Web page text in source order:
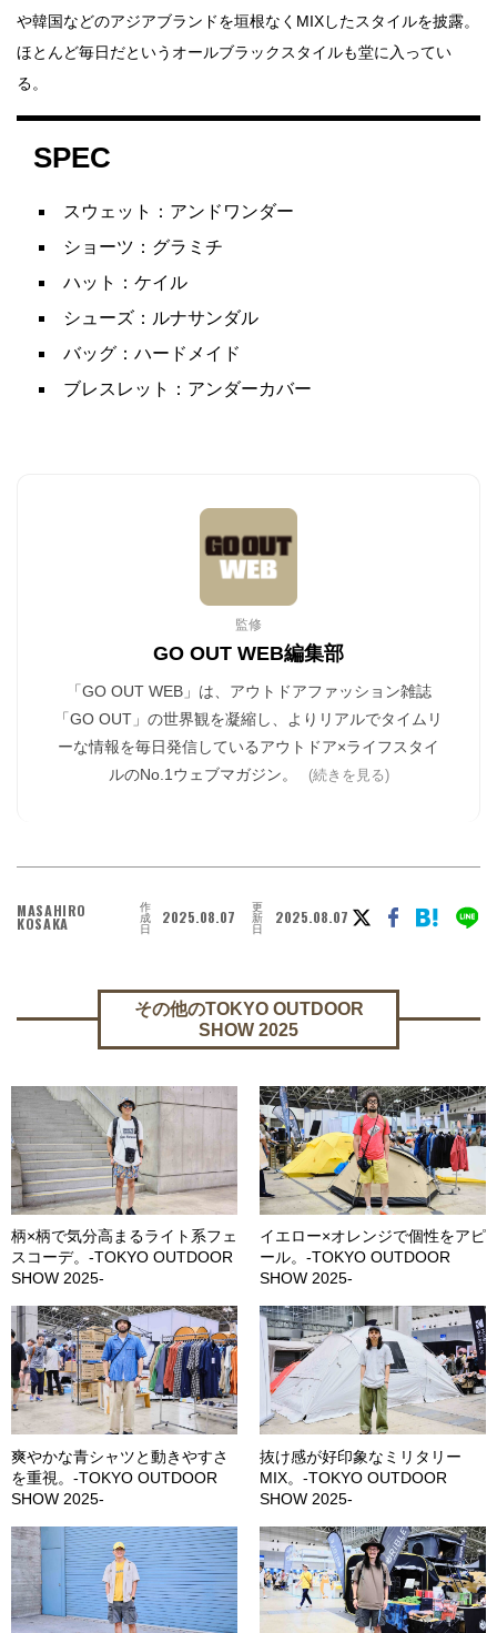
や韓国などのアジアブランドを垣根なくMIXしたスタイルを披露。
ほとんど毎日だというオールブラックスタイルも堂に入ってい
る。
SPEC
スウェット：アンドワンダー
ショーツ：グラミチ
ハット：ケイル
シューズ：ルナサンダル
バッグ：ハードメイド
ブレスレット：アンダーカバー
監修
GO OUT WEB編集部
「GO OUT WEB」は、アウトドアファッション雑誌
「GO OUT」の世界観を凝縮し、よりリアルでタイムリ
ーな情報を毎日発信しているアウトドア×ライフスタイ
ルのNo.1ウェブマガジン。
(続きを見る)
MASAHIRO
KOSAKA
作
成
日
2025.08.07 更
新
日
2025.08.07
その他のTOKYO OUTDOOR
SHOW 2025
柄×柄で気分高まるライト系フェ
スコーデ。-TOKYO OUTDOOR
SHOW 2025-
イエロー×オレンジで個性をアピ
ール。-TOKYO OUTDOOR
SHOW 2025-
爽やかな青シャツと動きやすさ
を重視。-TOKYO OUTDOOR
SHOW 2025-
抜け感が好印象なミリタリー
MIX。-TOKYO OUTDOOR
SHOW 2025-